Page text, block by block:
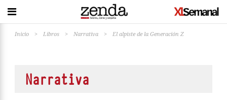
Inicio > Libros > Narrativa > El alpiste de la Generación Z
Narrativa